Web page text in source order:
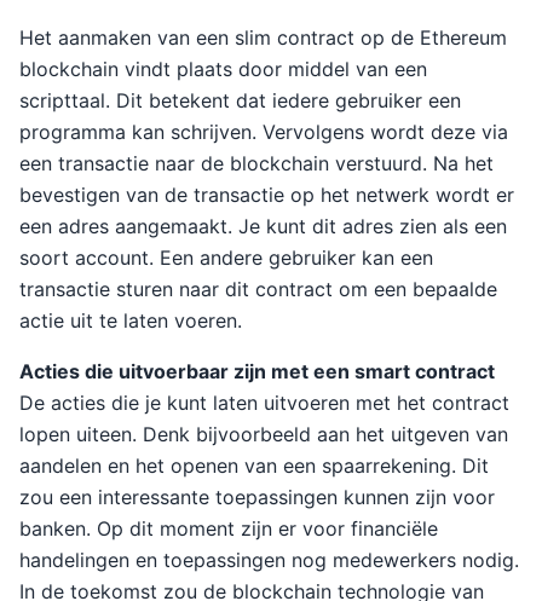
Het aanmaken van een slim contract op de Ethereum
blockchain vindt plaats door middel van een
scripttaal. Dit betekent dat iedere gebruiker een
programma kan schrijven. Vervolgens wordt deze via
een transactie naar de blockchain verstuurd. Na het
bevestigen van de transactie op het netwerk wordt er
een adres aangemaakt. Je kunt dit adres zien als een
soort account. Een andere gebruiker kan een
transactie sturen naar dit contract om een bepaalde
actie uit te laten voeren.
Acties die uitvoerbaar zijn met een smart contract
De acties die je kunt laten uitvoeren met het contract
lopen uiteen. Denk bijvoorbeeld aan het uitgeven van
aandelen en het openen van een spaarrekening. Dit
zou een interessante toepassingen kunnen zijn voor
banken. Op dit moment zijn er voor financiële
handelingen en toepassingen nog medewerkers nodig.
In de toekomst zou de blockchain technologie van